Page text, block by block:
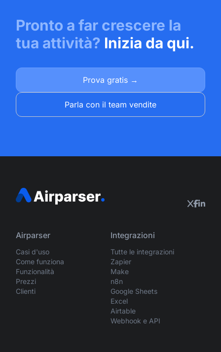
Pronto a far crescere la
tua attività? Inizia da qui.
Prova gratis →
Parla con il team vendite
Airparser
Casi d'uso
Come funziona
Funzionalità
Prezzi
Clienti
Integrazioni
Tutte le integrazioni
Zapier
Make
n8n
Google Sheets
Excel
Airtable
Webhook e API